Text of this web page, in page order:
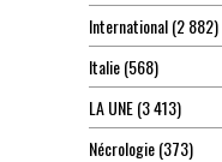
International(2 882)
Italie(568)
LA UNE(3 413)
Nécrologie(373)